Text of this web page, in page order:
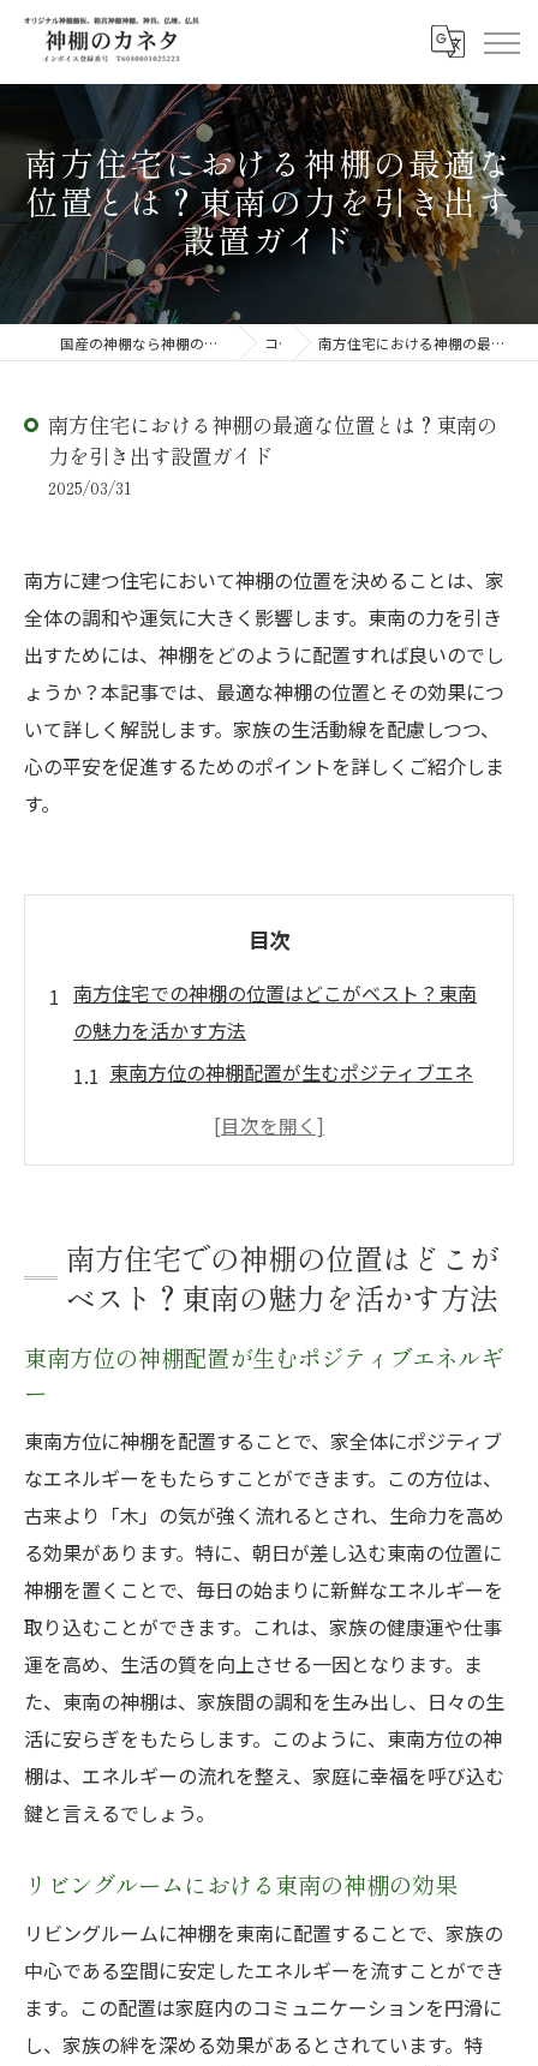
南方住宅における神棚の最適な
位置とは？東南の力を引き出す
設置ガイド
国産の神棚なら神棚のカネタ ～日々のしあわせを感じる物を～ コラム 南方住宅における神棚の最適な位置とは？東南の力を引き出す設置ガイド
南方住宅における神棚の最適な位置とは？東南の
力を引き出す設置ガイド
2025/03/31
南方に建つ住宅において神棚の位置を決めることは、家
全体の調和や運気に大きく影響します。東南の力を引き
出すためには、神棚をどのように配置すれば良いのでし
ょうか？本記事では、最適な神棚の位置とその効果につ
いて詳しく解説します。家族の生活動線を配慮しつつ、
心の平安を促進するためのポイントを詳しくご紹介しま
す。
目次
南方住宅での神棚の位置はどこがベスト？東南
の魅力を活かす方法
東南方位の神棚配置が生むポジティブエネ
玄関付近の神棚設置で家運を高める秘訣
東南に神棚を置くことで得られる家族の調
和
置ガイド
運気を上昇させる神棚の基本的な配置法
神棚を通じて居住空間の雰囲気を改善する
方法
南方住宅特有の間取りと神棚の相性
季節ごとの神棚配置で得られる運気の変化
神棚の正しい高さと方位で得られる最大効
果
古来の知恵が生む神棚配置の現代的解釈
東南の力を引き出す神棚の配置法南方住宅にお
東南の方位が持つ特別なエネルギーとは
現代住宅における東南の神棚配置のメリッ
ト
家族の成長を促進する神棚の配置方法
東南の光を活かした神棚の効果的な設置法
南方住宅での神棚の位置はどこが
ベスト？東南の魅力を活かす方法
東南方位の神棚配置が生むポジティブエネルギ
ー
東南方位に神棚を配置することで、家全体にポジティブ
なエネルギーをもたらすことができます。この方位は、
古来より「木」の気が強く流れるとされ、生命力を高め
る効果があります。特に、朝日が差し込む東南の位置に
神棚を置くことで、毎日の始まりに新鮮なエネルギーを
取り込むことができます。これは、家族の健康運や仕事
運を高め、生活の質を向上させる一因となります。ま
た、東南の神棚は、家族間の調和を生み出し、日々の生
活に安らぎをもたらします。このように、東南方位の神
棚は、エネルギーの流れを整え、家庭に幸福を呼び込む
鍵と言えるでしょう。
リビングルームにおける東南の神棚の効果
リビングルームに神棚を東南に配置することで、家族の
中心である空間に安定したエネルギーを流すことができ
ます。この配置は家庭内のコミュニケーションを円滑に
し、家族の絆を深める効果があるとされています。特